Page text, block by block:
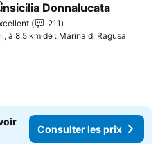
à mes favoris
Donnalucata
211
à 8.5 km de : Marina di Ragusa
Consulter les prix